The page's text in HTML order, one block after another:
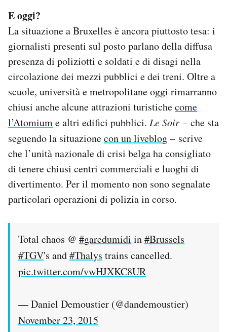
E oggi?
La situazione a Bruxelles è ancora piuttosto tesa: i
giornalisti presenti sul posto parlano della diffusa
presenza di poliziotti e soldati e di disagi nella
circolazione dei mezzi pubblici e dei treni. Oltre a
scuole, università e metropolitane oggi rimarranno
chiusi anche alcune attrazioni turistichecome
l’Atomiume altri edifici pubblici. Le Soir – che sta
seguendo la situazionecon un liveblog– scrive
che l’unità nazionale di crisi belga ha consigliato
di tenere chiusi centri commerciali e luoghi di
divertimento. Per il momento non sono segnalate
particolari operazioni di polizia in corso.
Total chaos @ #garedumidi in#Brussels
#TGV's and#Thalys trains cancelled.
pic.twitter.com/vwHJXKC8UR
— Daniel Demoustier (@dandemoustier)
November 23, 2015